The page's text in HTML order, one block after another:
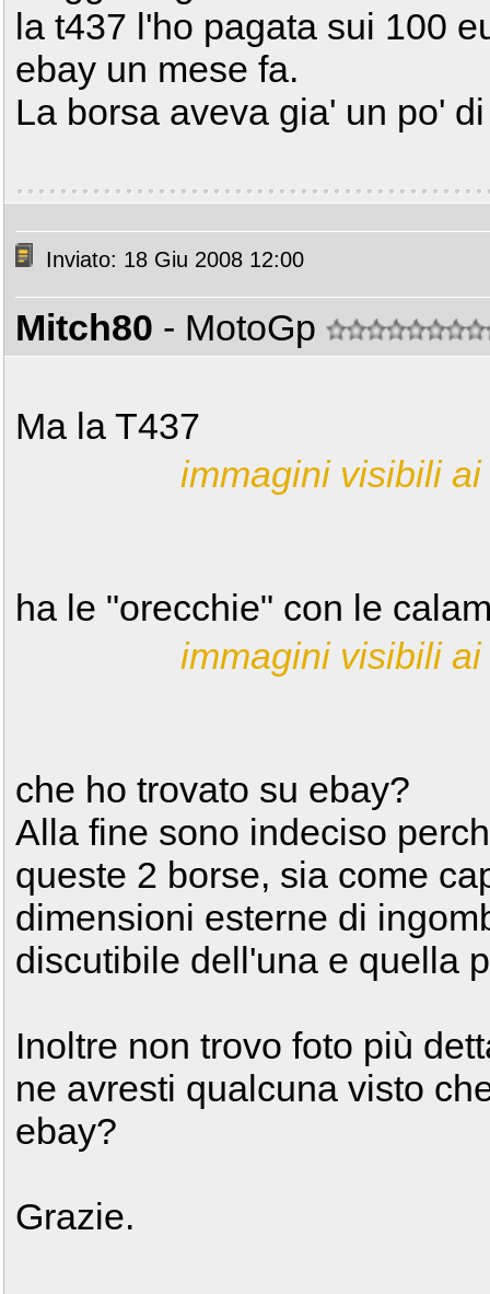
la t437 l'ho pagata sui 100
ebay un mese fa.
La borsa aveva gia' un po'
Inviato: 18 Giu 2008 12:00
Mitch80 - MotoGp
Ma la T437
immagini visibili
ha le "orecchie" con le
immagini visibili
che ho trovato su ebay?
Alla fine sono indeciso
queste 2 borse, sia come
dimensioni esterne di
discutibile dell'una e quella
Inoltre non trovo foto più
ne avresti qualcuna visto
ebay?
Grazie.